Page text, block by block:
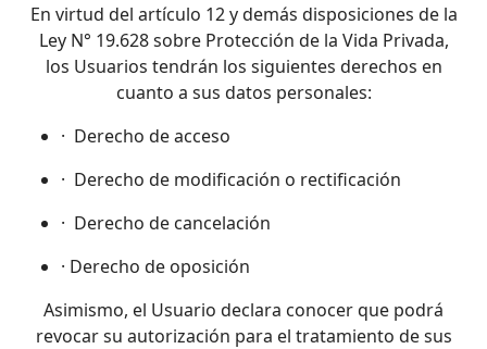
En virtud del artículo 12 y demás disposiciones de la
Ley N° 19.628 sobre Protección de la Vida Privada,
los Usuarios tendrán los siguientes derechos en
cuanto a sus datos personales:
· Derecho de acceso
· Derecho de modificación o rectificación
· Derecho de cancelación
· Derecho de oposición
Asimismo, el Usuario declara conocer que podrá
revocar su autorización para el tratamiento de sus